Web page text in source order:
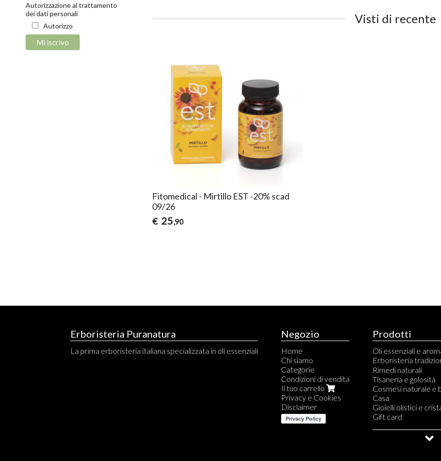
Visti di recente
Fitomedical - Mirtillo EST -20% scad
09/26
€ 25,90
Autorizzazione al trattamento
dei dati personali
Autorizzo
Erboristeria Puranatura
La prima erboristeria italiana specializzata in oli essenziali
Negozio
Home
Chi siamo
Categorie
Condizioni di vendita
Il tuo carrello
Privacy e Cookies
Disclaimer
Prodotti
Oli essenziali e
Erboristeria
Capsule e
Tinture madri
Gemmoderivati
Propoli, miele e
Aloe
Fiori di Bach e
Rimedi naturali
Tisaneria e golosità
Cosmesi naturale e
Casa
Gioielli olistici e
Gift card